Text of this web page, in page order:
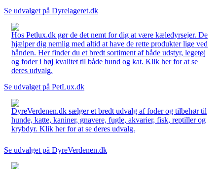
Se udvalget på Dyrelageret.dk
Hos Petlux.dk gør de det nemt for dig at være kæledyrsejer. De
hjælper dig nemlig med altid at have de rette produkter lige ved
hånden. Her finder du et bredt sortiment af både udstyr, legetøj
og foder i høj kvalitet til både hund og kat. Klik her for at se
deres udvalg.
Se udvalget på PetLux.dk
DyreVerdenen.dk sælger et bredt udvalg af foder og tilbehør til
hunde, katte, kaniner, gnavere, fugle, akvarier, fisk, reptiller og
krybdyr. Klik her for at se deres udvalg.
Se udvalget på DyreVerdenen.dk